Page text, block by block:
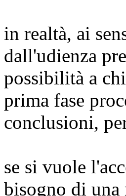
in realtà, ai
dall'udienza
possibilità a
prima fase
conclusioni,
se si vuole
bisogno di una